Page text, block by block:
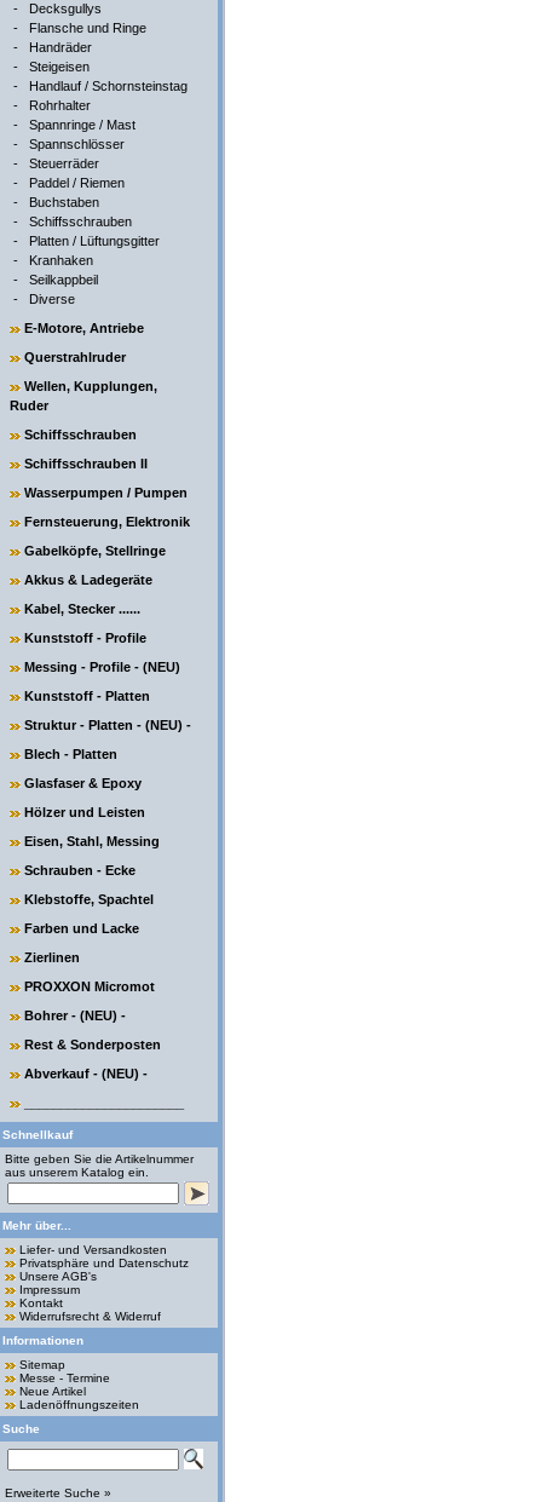
- Decksgullys
- Flansche und Ringe
- Handräder
- Steigeisen
- Handlauf / Schornsteinstag
- Rohrhalter
- Spannringe / Mast
- Spannschlösser
- Steuerräder
- Paddel / Riemen
- Buchstaben
- Schiffsschrauben
- Platten / Lüftungsgitter
- Kranhaken
- Seilkappbeil
- Diverse
E-Motore, Antriebe
Querstrahlruder
Wellen, Kupplungen,
Ruder
Schiffsschrauben
Schiffsschrauben II
Wasserpumpen / Pumpen
Fernsteuerung, Elektronik
Gabelköpfe, Stellringe
Akkus & Ladegeräte
Kabel, Stecker ......
Kunststoff - Profile
Messing - Profile - (NEU)
Kunststoff - Platten
Struktur - Platten - (NEU) -
Blech - Platten
Glasfaser & Epoxy
Hölzer und Leisten
Eisen, Stahl, Messing
Schrauben - Ecke
Klebstoffe, Spachtel
Farben und Lacke
Zierlinen
PROXXON Micromot
Bohrer - (NEU) -
Rest & Sonderposten
Abverkauf - (NEU) -
Schnellkauf
Bitte geben Sie die Artikelnummer
aus unserem Katalog ein.
Mehr über...
Liefer- und Versandkosten
Privatsphäre und Datenschutz
Unsere AGB's
Impressum
Kontakt
Widerrufsrecht & Widerruf
Informationen
Sitemap
Messe - Termine
Neue Artikel
Ladenöffnungszeiten
Suche
Erweiterte Suche »